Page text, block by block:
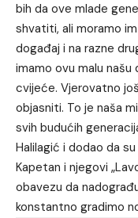
bih da ove mlade
shvatiti, ali moramo
događaj i na razne
imamo ovu malu našu
cvijeće. Vjerovatno
objasniti. To je naša
svih budućih
Halilagić i dodao da
Kapetan i njegovi
obavezu da
konstantno gradimo